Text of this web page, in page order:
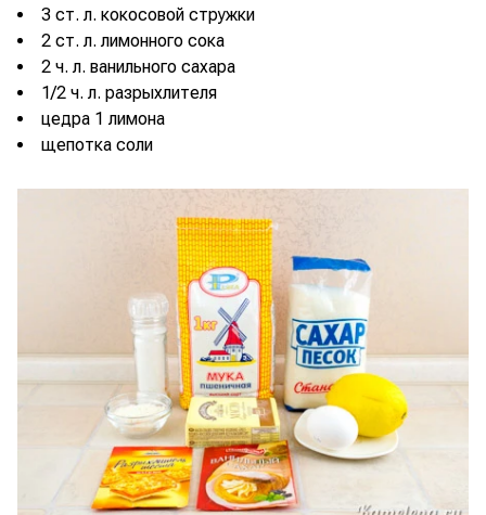
3 ст. л. кокосовой стружки
2 ст. л. лимонного сока
2 ч. л. ванильного сахара
1/2 ч. л. разрыхлителя
цедра 1 лимона
щепотка соли